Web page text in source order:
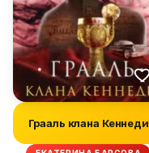
Грааль клана Кеннеди